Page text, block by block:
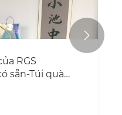
RGS
sẵn-Túi quà
